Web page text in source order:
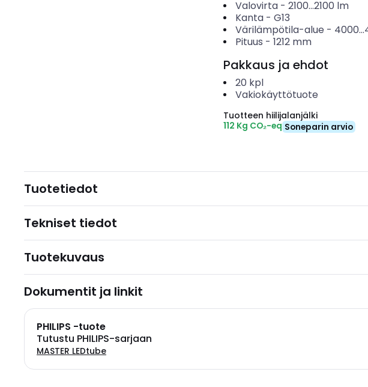
Valovirta- 2100...2100 lm
Kanta- G13
Värilämpötila-alue -
Pituus - 1212 mm
Pakkaus ja ehdot
20 kpl
Vakiokäyttötuote
Tuotteen hiilijalanjälki
112 Kg CO₂-eq Soneparin arvio
Tuotetiedot
Tekniset tiedot
Tuotekuvaus
Dokumentit ja linkit
PHILIPS -tuote
Tutustu PHILIPS-sarjaan
MASTER LEDtube